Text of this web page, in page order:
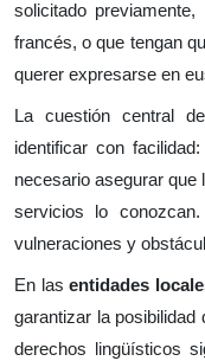
solicitado
francés, o que tengan
querer expresarse en
La cuestión central
identificar con
necesario asegurar que
servicios lo
vulneraciones y
En las entidades
garantizar la
derechos lingüísticos